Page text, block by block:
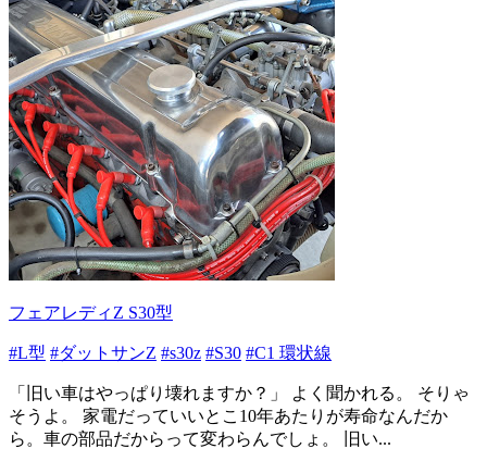
フェアレディZ S30型
#L型 #ダットサンZ #s30z #S30 #C1 環状線
「旧い車はやっぱり壊れますか？」 よく聞かれる。 そりゃ
そうよ。 家電だっていいとこ10年あたりが寿命なんだか
ら。車の部品だからって変わらんでしょ。 旧い...